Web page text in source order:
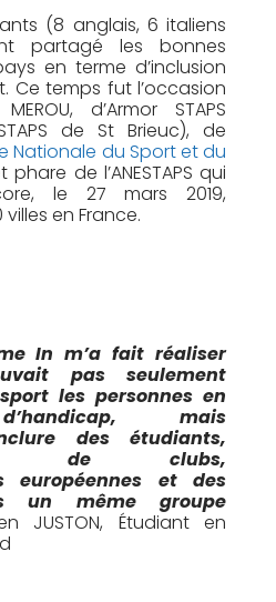
(8 anglais, 6 italiens
partagé les bonnes
en terme d’inclusion
Ce temps fut l’occasion
d’Armor STAPS
de St Brieuc), de
Nationale du Sport et du
phare de l’ANESTAPS qui
le 27 mars 2019,
en France.
In m’a fait réaliser
pas seulement
les personnes en
mais
des étudiants,
de clubs,
européennes et des
un même groupe
JUSTON, Étudiant en